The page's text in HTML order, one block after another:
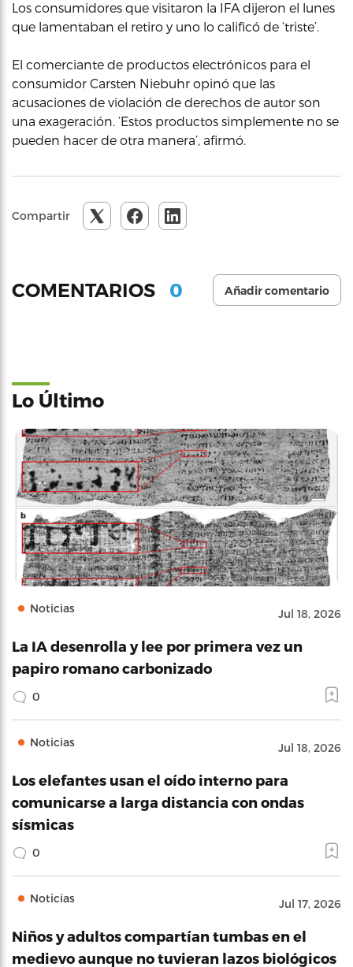
Los consumidores que visitaron la IFA dijeron el lunes
que lamentaban el retiro y uno lo calificó de ‘triste’.
El comerciante de productos electrónicos para el
consumidor Carsten Niebuhr opinó que las
acusaciones de violación de derechos de autor son
una exageración. ‘Estos productos simplemente no se
pueden hacer de otra manera’, afirmó.
Compartir
COMENTARIOS 0 Añadir comentario
Lo Último
Noticias Jul 18, 2026
La IA desenrolla y lee por primera vez un
papiro romano carbonizado
0
Noticias Jul 18, 2026
Los elefantes usan el oído interno para
comunicarse a larga distancia con ondas
sísmicas
0
Noticias Jul 17, 2026
Niños y adultos compartían tumbas en el
medievo aunque no tuvieran lazos biológicos